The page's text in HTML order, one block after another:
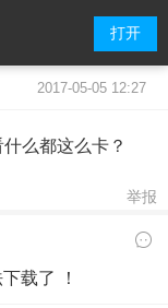
打开
2017-05-05 12:27
么都这么卡？
举报
载了 ！